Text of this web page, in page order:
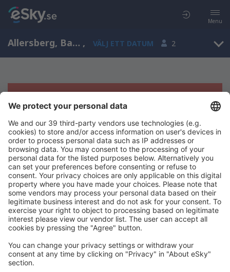
Menu
Allersberg, Bavaria, Tyskland , VÄLJ ETT DATUM 2
Tyvärr, inga resultat för denna sökning
Försök att söka med andra kriterier
Copyright © eSky.se. Alla rättigheter förbehålls.